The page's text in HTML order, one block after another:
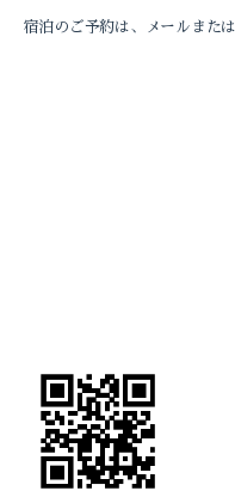
宿泊のご予約は、メールまたは